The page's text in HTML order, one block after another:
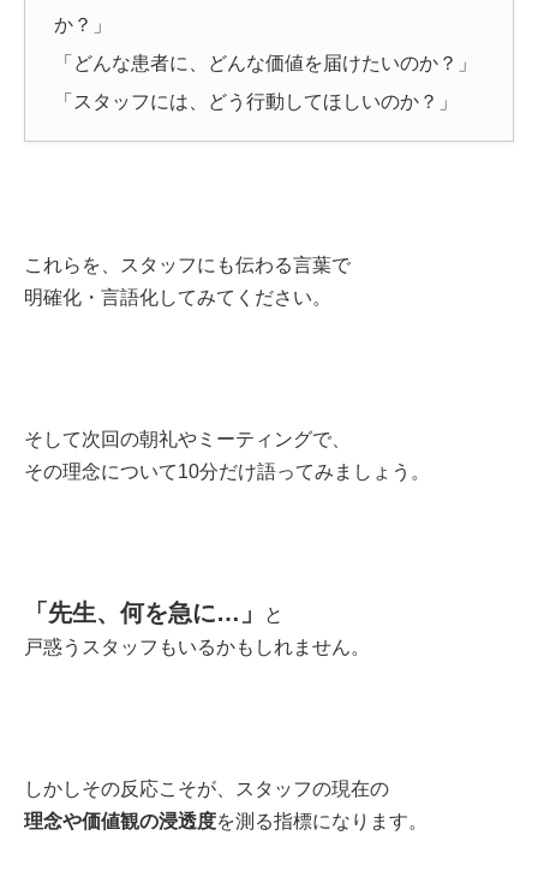
か？」
「どんな患者に、どんな価値を届けたいのか？」
「スタッフには、どう行動してほしいのか？」
これらを、スタッフにも伝わる言葉で
明確化・言語化してみてください。
そして次回の朝礼やミーティングで、
その理念について10分だけ語ってみましょう。
「先生、何を急に…」
と
戸惑うスタッフもいるかもしれません。
しかしその反応こそが、スタッフの現在の
理念や価値観の浸透度を測る指標になります。